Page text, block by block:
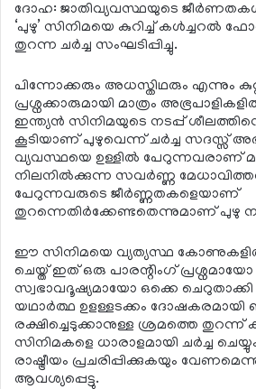
ദോഹ: ജാതിവ്യവസ്ഥയുടെ
‘പുഴു’ സിനിമയെ കുറിച്ച് കള്‍ച്ചറല്‍
തുറന്ന ചര്‍ച്ച സംഘടിപ്പിച്ചു.
പിന്നോക്കരും അധസ്തിഥരും എന്നും
പ്രശ്നക്കാരുമായി മാത്രം
ഇന്ത്യന്‍ സിനിമയുടെ നടപ്പ്
കൂടിയാണ് പുഴുവെന്ന് ചര്‍ച്ച സദസ്സ്
വ്യവസ്ഥയെ ഉള്ളില്‍ പേറുന്നവരാണ്
നിലനില്‍ക്കുന്ന സവര്‍ണ്ണ
പേറുന്നവരുടെ ജീര്‍ണ്ണതകളെയാണ്
തുറന്നെതിര്‍ക്കേണ്ടതെന്നുമാണ് പുഴു
ഈ സിനിമയെ വ്യത്യസ്ഥ
ചെയ്ത് ഇത് ഒരു പാരന്റിംഗ്
സ്വഭാവദൂഷ്യമായോ ഒക്കെ
യഥാര്‍ത്ഥ ഉളള്ളടക്കം ദോഷകരമായി
രക്ഷിച്ചെടുക്കാനുള്ള ശ്രമത്തെ തുറന്ന്
സിനിമകളെ ധാരാളമായി ചര്‍ച്ച
രാഷ്ട്രീയം പ്രചരിപ്പിക്കുകയും
ആവശ്യപ്പെട്ടു.